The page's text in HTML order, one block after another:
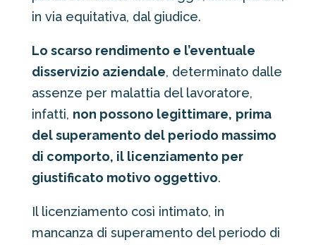
in via equitativa, dal giudice.
Lo scarso rendimento e l’eventuale
disservizio aziendale, determinato dalle
assenze per malattia del lavoratore,
infatti, non possono legittimare, prima
del superamento del periodo massimo
di comporto, il licenziamento per
giustificato motivo oggettivo.
Il licenziamento così intimato, in
mancanza di superamento del periodo di